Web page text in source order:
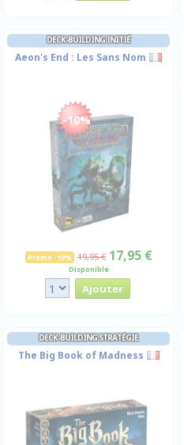
DECK-BUILDING INITIÉ
Aeon's End : Les Sans Nom
-10%
Promo -10% 19,95 € 17,95 €
Disponible
DECK-BUILDING STRATÉGIE
The Big Book of Madness